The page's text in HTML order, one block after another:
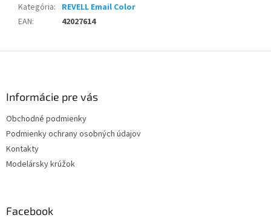
Kategória: REVELL Email Color
EAN: 42027614
Informácie pre vás
Obchodné podmienky
Podmienky ochrany osobných údajov
Kontakty
Modelársky krúžok
Facebook